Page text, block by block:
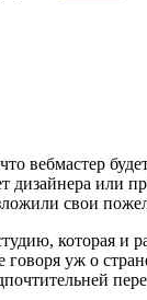
вебмастер
или
свои
которая и
уж о